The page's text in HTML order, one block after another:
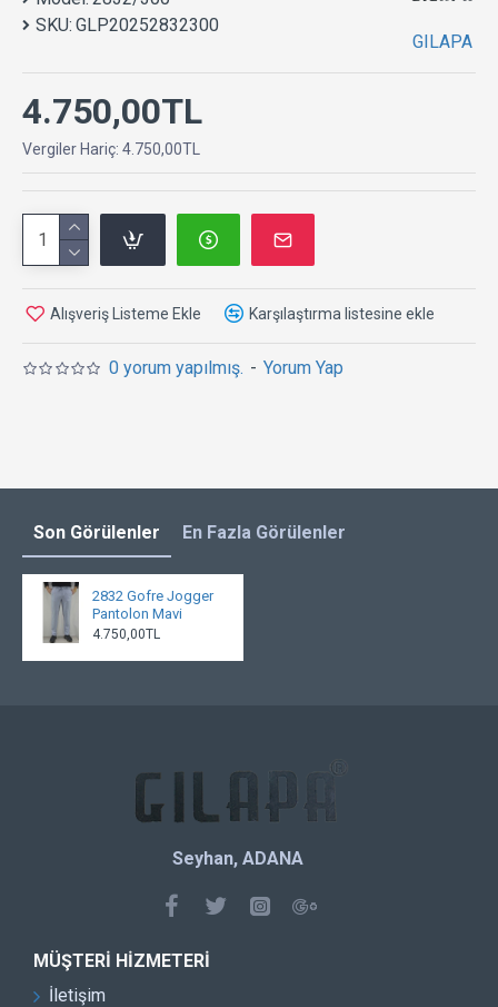
SKU: GLP20252832300
GILAPA
0 yorum yapılmış. - Yorum Yap
4.750,00TL
Vergiler Hariç: 4.750,00TL
Alışveriş Listeme Ekle Karşılaştırma listesine ekle
Son Görülenler En Fazla Görülenler
2832 Gofre Jogger
Pantolon Mavi
4.750,00TL
Seyhan, ADANA
MÜŞTERI HIZMETERI
İletişim